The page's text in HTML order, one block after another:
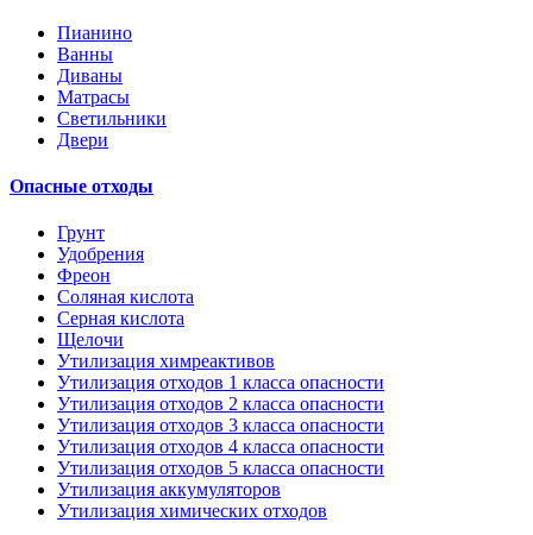
Пианино
Ванны
Диваны
Матрасы
Светильники
Двери
Опасные отходы
Грунт
Удобрения
Фреон
Соляная кислота
Серная кислота
Щелочи
Утилизация химреактивов
Утилизация отходов 1 класса опасности
Утилизация отходов 2 класса опасности
Утилизация отходов 3 класса опасности
Утилизация отходов 4 класса опасности
Утилизация отходов 5 класса опасности
Утилизация аккумуляторов
Утилизация химических отходов